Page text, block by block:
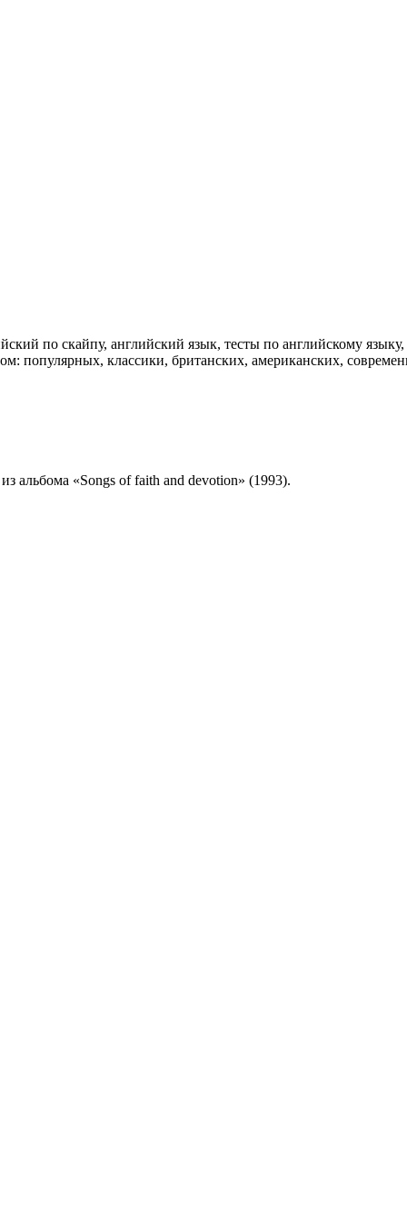
альбома «Songs of faith and devotion» (1993).